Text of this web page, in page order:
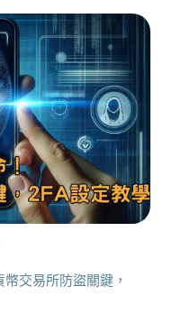
交易所防盜關鍵，